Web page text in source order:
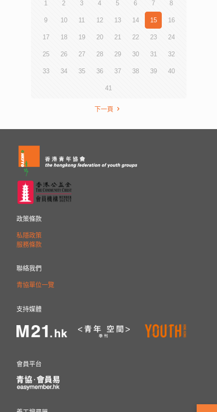
1 2 3 4 5 6 7 8
9 10 11 12 13 14 15 16
17 18 19 20 21 22 23 24
25 26 27 28 29 30 31 32
33 34 35 36 37 38 39 40
41
下一頁
政策條款
私隱政策
服務條款
聯絡我們
青協單位一覽
支持媒體
會員平台